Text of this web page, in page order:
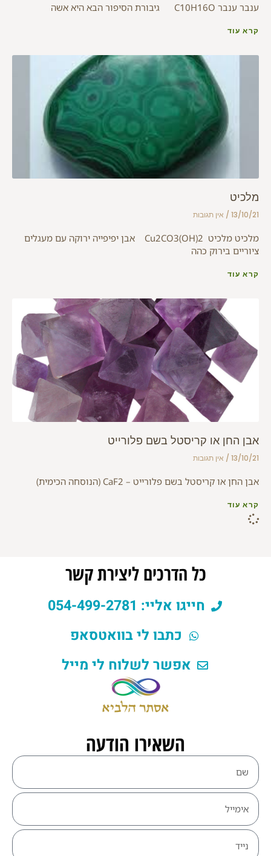
ענבר ענבר C10H16O גיבורת הסיפור הבא היא אשה
קרא עוד
מלכיט
13/10/21 אין תגובות
מלכיט מלכיט Cu2CO3(OH)2 אבן יפיפייה ירוקה עם מעגלים
ציוריים בירוק כהה
קרא עוד
אבן החן או קריסטל בשם פלורייט
13/10/21 אין תגובות
אבן החן או קריסטל בשם פלורייט – CaF2 (הנוסחה הכימית)
קרא עוד
כל הדרכים ליצירת קשר
חייגו אליי: 054-499-2781
כתבו לי בוואטסאפ
אפשר לשלוח לי מייל
השאירו הודעה